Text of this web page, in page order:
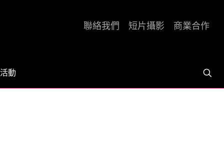
活動
聯絡我們 短片攝影 商業合作